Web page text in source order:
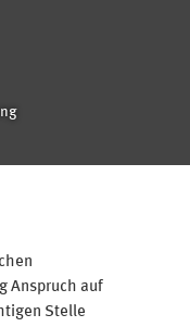
Anspruch auf
Stelle